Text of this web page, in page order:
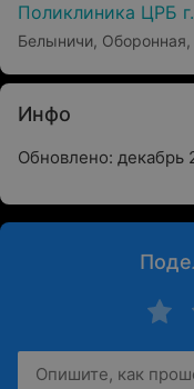
Поликлиника ЦРБ
Белыничи, Оборонная,
Инфо
Обновлено: декабрь